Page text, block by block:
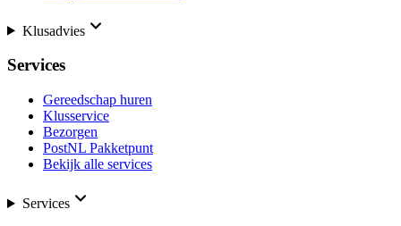
Klusadvies
Services
Gereedschap huren
Klusservice
Bezorgen
PostNL Pakketpunt
Bekijk alle services
Services